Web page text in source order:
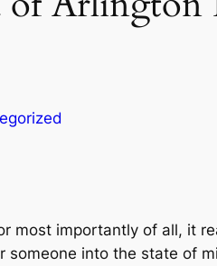
most importantly of all, it
into the state of